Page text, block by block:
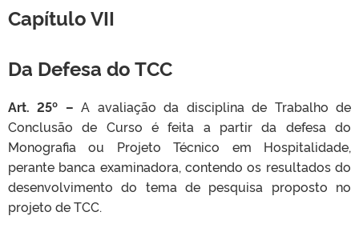
Capítulo VII
Da Defesa do TCC
Art. 25º – A avaliação da disciplina de Trabalho de
Conclusão de Curso é feita a partir da defesa do
Monografia ou Projeto Técnico em Hospitalidade,
perante banca examinadora, contendo os resultados do
desenvolvimento do tema de pesquisa proposto no
projeto de TCC.